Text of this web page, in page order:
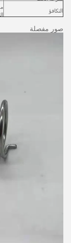
التكافؤ
صور مفصلة